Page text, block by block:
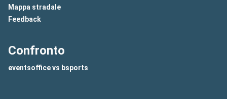
Mappa stradale
Feedback
Confronto
eventsoffice vs bsports